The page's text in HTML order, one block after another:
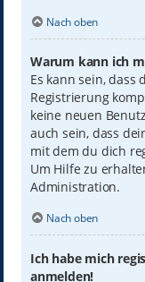
Nach oben
Warum kann ich
Es kann sein,
Registrierung
keine neuen
auch sein, dass
mit dem du dich
Um Hilfe zu
Administration.
Nach oben
Ich habe mich
anmelden!